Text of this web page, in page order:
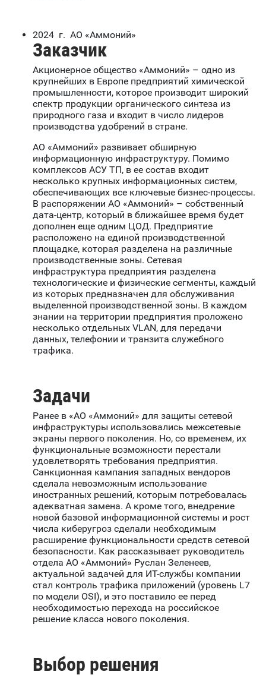
2024 г. АО «Аммоний»
Заказчик
Акционерное общество «Аммоний» – одно из
крупнейших в Европе предприятий химической
промышленности, которое производит широкий
спектр продукции органического синтеза из
природного газа и входит в число лидеров
производства удобрений в стране.
АО «Аммоний» развивает обширную
информационную инфраструктуру. Помимо
комплексов АСУ ТП, в ее состав входит
несколько крупных информационных систем,
обеспечивающих все ключевые бизнес-процессы.
В распоряжении АО «Аммоний» – собственный
дата-центр, который в ближайшее время будет
дополнен еще одним ЦОД. Предприятие
расположено на единой производственной
площадке, которая разделена на различные
производственные зоны. Сетевая
инфраструктура предприятия разделена
технологические и физические сегменты, каждый
из которых предназначен для обслуживания
выделенной производственной зоны. В каждом
знании на территории предприятия проложено
несколько отдельных VLAN, для передачи
данных, телефонии и транзита служебного
трафика.
Задачи
Ранее в «АО «Аммоний» для защиты сетевой
инфраструктуры использовались межсетевые
экраны первого поколения. Но, со временем, их
функциональные возможности перестали
удовлетворять требования предприятия.
Санкционная кампания западных вендоров
сделала невозможным использование
иностранных решений, которым потребовалась
адекватная замена. А кроме того, внедрение
новой базовой информационной системы и рост
числа киберугроз сделали необходимым
расширение функциональности средств сетевой
безопасности. Как рассказывает руководитель
отдела АО «Аммоний» Руслан Зеленеев,
актуальной задачей для ИТ-службы компании
стал контроль трафика приложений (уровень L7
по модели OSI), и это поставило ее перед
необходимостью перехода на российское
решение класса нового поколения.
Выбор решения